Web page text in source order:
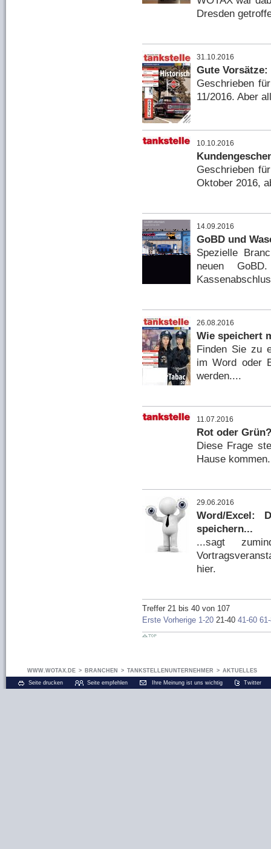
Dresden
31.10.2016
Gute
Geschrieben
11/2016. Aber
10.10.2016
Geschrieben
Oktober 2016,
14.09.2016
GoBD und
Spezielle
neuen
26.08.2016
Wie speichert
Finden Sie zu
im Word oder
werden....
11.07.2016
Rot oder Grün?
Diese Frage
Hause
29.06.2016
Word/Excel:
speichern...
...sagt
hier.
Treffer 21 bis 40 von 107
Erste Vorherige 1-20 21-40 41-60
WWW.WOTAX.DE > BRANCHEN > TANKSTELLENUNTERNEHMER > AKTUELLES
Seite drucken
Seite empfehlen Ihre Meinung ist uns wichtig Twitter